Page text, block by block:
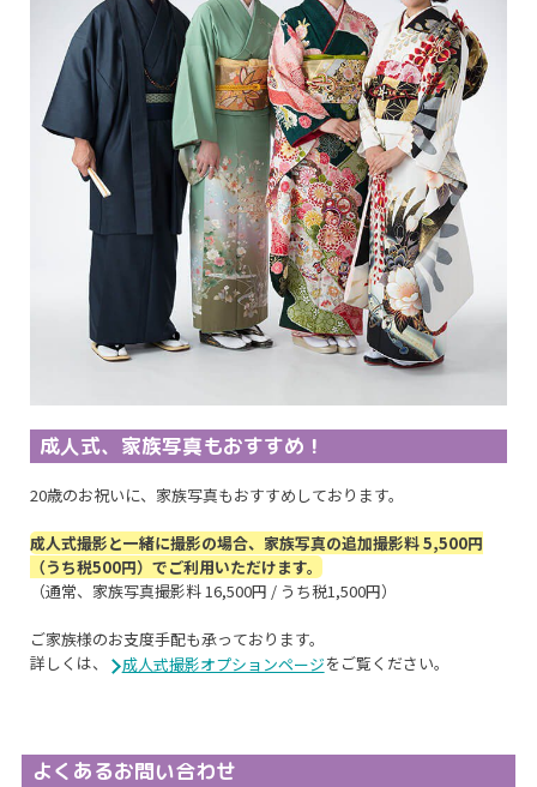
成人式、家族写真もおすすめ！
20歳のお祝いに、家族写真もおすすめしております。
成人式撮影と一緒に撮影の場合、家族写真の追加撮影料 5,500円
（うち税500円）でご利用いただけます。
（通常、家族写真撮影料 16,500円 / うち税1,500円）
ご家族様のお支度手配も承っております。
詳しくは、
成人式撮影オプションページをご覧ください。
よくあるお問い合わせ